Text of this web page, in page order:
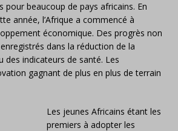
beaucoup de pays africains. En
année, l’Afrique a commencé à
économique. Des progrès non
dans la réduction de la
des indicateurs de santé. Les
gagnant de plus en plus de terrain
Les jeunes Africains étant les
premiers à adopter les